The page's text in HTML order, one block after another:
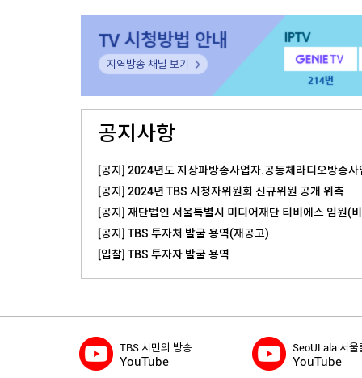
지역방송 채널 보기
공지사항
[공지] 2024년도 지상파방송사업자.공동체라디오방송
[공지] 2024년 TBS 시청자위원회 신규위원 공개 위촉
[공지] 재단법인 서울특별시 미디어재단 티비에스 임원(
[공지] TBS 투자처 발굴 용역(재공고)
[입찰] TBS 투자자 발굴 용역
TBS 시민의 방송
YouTube
SeoULala 서울
YouTube